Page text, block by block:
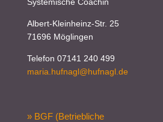
Albert-Kleinheinz-Str. 25
71696 Möglingen
Telefon 07141 240 499
maria.hufnagl@hufnagl.de
» BGF (Betriebliche